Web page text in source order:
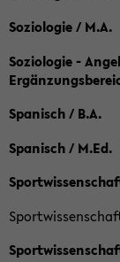
Soziologie / M.A.
Soziologie -
Spanisch / B.A.
Spanisch / M.Ed.